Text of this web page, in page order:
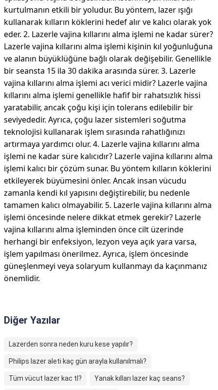
kurtulmanın etkili bir yoludur. Bu yöntem, lazer ışığı
kullanarak kılların köklerini hedef alır ve kalıcı olarak yok
eder. 2. Lazerle vajina kıllarını alma işlemi ne kadar sürer?
Lazerle vajina kıllarını alma işlemi kişinin kıl yoğunluğuna
ve alanın büyüklüğüne bağlı olarak değişebilir. Genellikle
bir seansta 15 ila 30 dakika arasında sürer. 3. Lazerle
vajina kıllarını alma işlemi acı verici midir? Lazerle vajina
kıllarını alma işlemi genellikle hafif bir rahatsızlık hissi
yaratabilir, ancak çoğu kişi için tolerans edilebilir bir
seviyededir. Ayrıca, çoğu lazer sistemleri soğutma
teknolojisi kullanarak işlem sırasında rahatlığınızı
artırmaya yardımcı olur. 4. Lazerle vajina kıllarını alma
işlemi ne kadar süre kalıcıdır? Lazerle vajina kıllarını alma
işlemi kalıcı bir çözüm sunar. Bu yöntem kılların köklerini
etkileyerek büyümesini önler. Ancak insan vücudu
zamanla kendi kıl yapısını değiştirebilir, bu nedenle
tamamen kalıcı olmayabilir. 5. Lazerle vajina kıllarını alma
işlemi öncesinde nelere dikkat etmek gerekir? Lazerle
vajina kıllarını alma işleminden önce cilt üzerinde
herhangi bir enfeksiyon, lezyon veya açık yara varsa,
işlem yapılması önerilmez. Ayrıca, işlem öncesinde
güneşlenmeyi veya solaryum kullanmayı da kaçınmanız
önemlidir.
Diğer Yazılar
Lazerden sonra neden kuru kese yapılır?
Philips lazer aleti kaç gün arayla kullanılmalı?
Tüm vücut lazer kac tl? Yanak kılları lazer kaç seans?